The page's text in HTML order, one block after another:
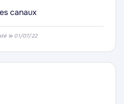
canaux
le 01/07/22